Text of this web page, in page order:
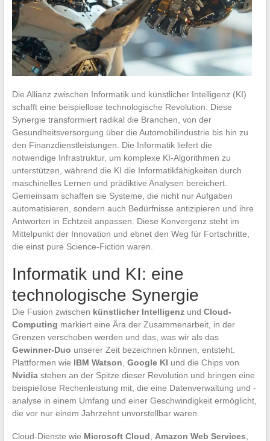
Die Allianz zwischen Informatik und künstlicher Intelligenz (KI)
schafft eine beispiellose technologische Revolution. Diese
Synergie transformiert radikal die Branchen, von der
Gesundheitsversorgung über die Automobilindustrie bis hin zu
den Finanzdienstleistungen. Die Informatik liefert die
notwendige Infrastruktur, um komplexe KI-Algorithmen zu
unterstützen, während die KI die Informatikfähigkeiten durch
maschinelles Lernen und prädiktive Analysen bereichert.
Gemeinsam schaffen sie Systeme, die nicht nur Aufgaben
automatisieren, sondern auch Bedürfnisse antizipieren und ihre
Antworten in Echtzeit anpassen. Diese Konvergenz steht im
Mittelpunkt der Innovation und ebnet den Weg für Fortschritte,
die einst pure Science-Fiction waren.
Informatik und KI: eine
technologische Synergie
Die Fusion zwischen künstlicher Intelligenzund Cloud-
Computing markiert eine Ära der Zusammenarbeit, in der
Grenzen verschoben werden und das, was wir als das
Gewinner-Duo unserer Zeit bezeichnen können, entsteht.
Plattformen wie IBM Watson Google KI und die Chips von
Nvidiastehen an der Spitze dieser Revolution und bringen eine
beispiellose Rechenleistung mit, die eine Datenverwaltung und -
analyse in einem Umfang und einer Geschwindigkeit ermöglicht,
die vor nur einem Jahrzehnt unvorstellbar waren.
Cloud-Dienste wie Microsoft Cloud Amazon Web Services